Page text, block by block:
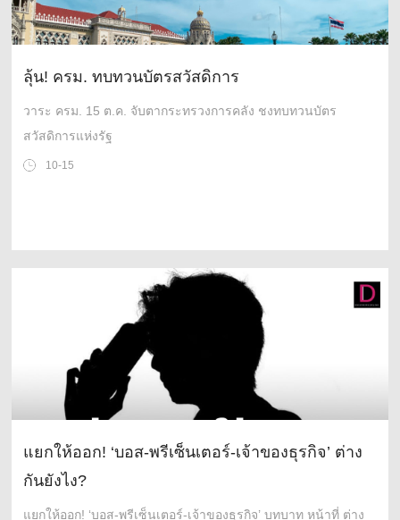
ลุ้น! ครม. ทบทวนบัตรสวัสดิการ
วาระ ครม. 15 ต.ค. จับตากระทรวงการคลัง ชงทบทวนบัตร
สวัสดิการแห่งรัฐ
10-15
แยกให้ออก! ‘บอส-พรีเซ็นเตอร์-เจ้าของธุรกิจ’ ต่าง
กันยังไง?
แยกให้ออก! ‘บอส-พรีเซ็นเตอร์-เจ้าของธุรกิจ’ บทบาท หน้าที่ ต่าง